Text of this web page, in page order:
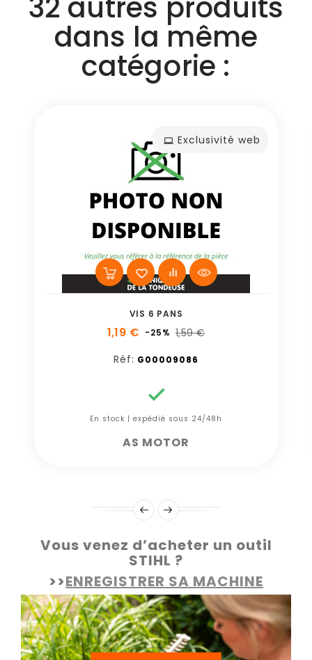
dans la même
catégorie :
Exclusivité web
VIS 6 PANS
1,19 € -25% 1,59 €
Réf: G00009086

En stock | expédié sous 24/48h
AS MOTOR
Vous venez d’acheter un outil
STIHL ?
>>ENREGISTRER SA MACHINE